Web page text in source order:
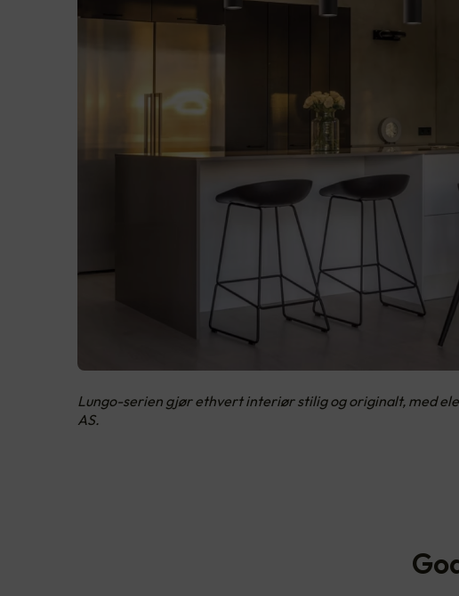
Lungo-serien gjør ethvert interiør stilig og originalt, med
AS.